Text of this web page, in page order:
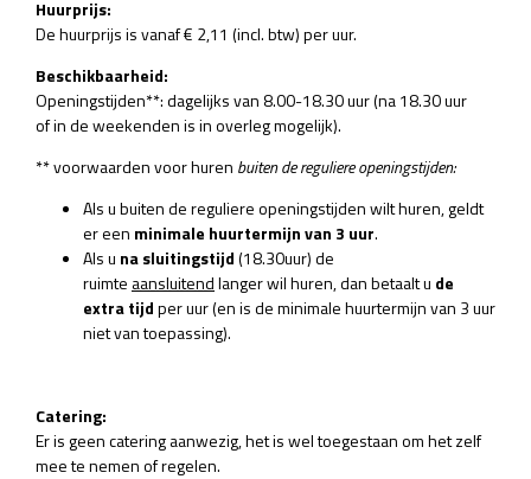
Huurprijs:
De huurprijs is vanaf € 2,11 (incl. btw) per uur.
Beschikbaarheid:
Openingstijden**: dagelijks van 8.00-18.30 uur (na 18.30 uur
of in de weekenden is in overleg mogelijk).
** voorwaarden voor huren buiten de reguliere openingstijden:
Als u buiten de reguliere openingstijden wilt huren, geldt
er een minimale huurtermijn van 3 uur.
Als u na sluitingstijd(18.30uur) de
ruimte aansluitendlanger wil huren, dan betaalt u de
extra tijdper uur (en is de minimale huurtermijn van 3 uur
niet van toepassing).
Catering:
Er is geen catering aanwezig, het is wel toegestaan om het zelf
mee te nemen of regelen.